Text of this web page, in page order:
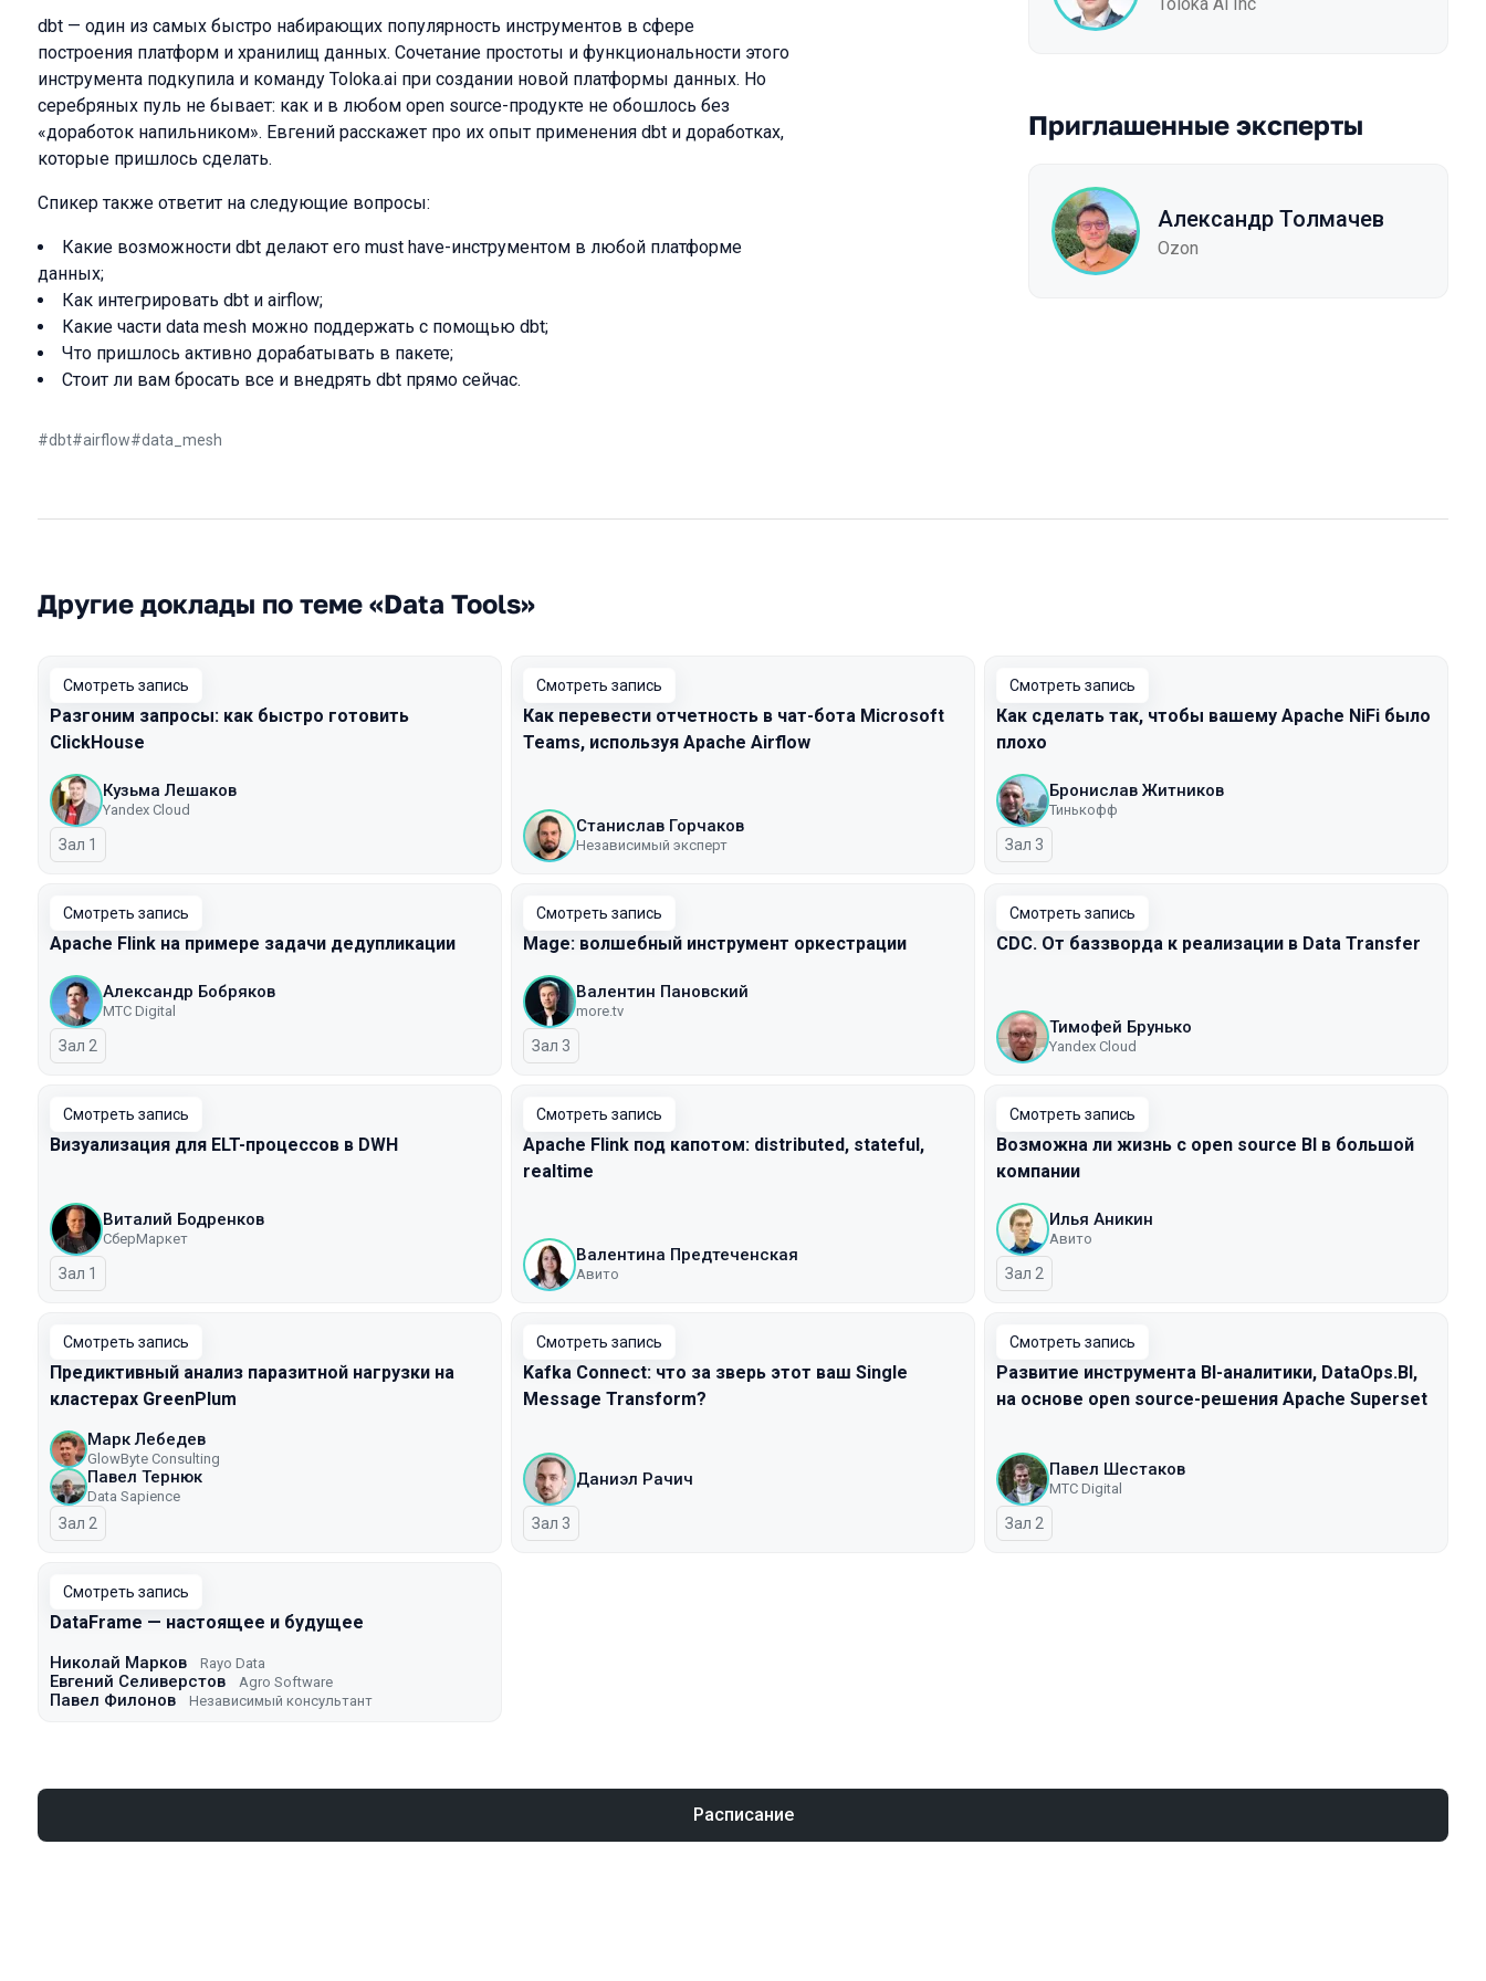
dbt — один из самых быстро набирающих популярность инструментов в сфере
построения платформ и хранилищ данных. Сочетание простоты и функциональности этого
инструмента подкупила и команду Toloka.ai при создании новой платформы данных. Но
серебряных пуль не бывает: как и в любом open source-продукте не обошлось без
«доработок напильником». Евгений расскажет про их опыт применения dbt и доработках,
которые пришлось сделать.
Спикер также ответит на следующие вопросы:
Какие возможности dbt делают его must have-инструментом в любой платформе
данных;
Как интегрировать dbt и airflow;
Какие части data mesh можно поддержать с помощью dbt;
Что пришлось активно дорабатывать в пакете;
Стоит ли вам бросать все и внедрять dbt прямо сейчас.
#dbt#airflow#data_mesh
Приглашенные эксперты
Александр Толмачев
Ozon
Другие доклады по теме «Data Tools»
Смотреть запись
Разгоним запросы: как быстро готовить
ClickHouse
Кузьма Лешаков
Yandex Cloud
Зал 1
Смотреть запись
Как перевести отчетность в чат-бота Microsoft
Teams, используя Apache Airflow
Станислав Горчаков
Независимый эксперт
Смотреть запись
Как сделать так, чтобы вашему Apache NiFi было
плохо
Бронислав Житников
Тинькофф
Зал 3
Смотреть запись
Apache Flink на примере задачи дедупликации
Александр Бобряков
МТС Digital
Зал 2
Смотреть запись
Mage: волшебный инструмент оркестрации
Валентин Пановский
more.tv
Зал 3
Смотреть запись
CDC. От баззворда к реализации в Data Transfer
Тимофей Брунько
Yandex Cloud
Смотреть запись
Визуализация для ELT-процессов в DWH
Виталий Бодренков
СберМаркет
Зал 1
Смотреть запись
Apache Flink под капотом: distributed, stateful,
realtime
Валентина Предтеченская
Авито
Смотреть запись
Возможна ли жизнь с open source BI в большой
компании
Илья Аникин
Авито
Зал 2
Смотреть запись
Предиктивный анализ паразитной нагрузки на
кластерах GreenPlum
Марк Лебедев
GlowByte Consulting
Павел Тернюк
Data Sapience
Зал 2
Смотреть запись
Kafka Connect: что за зверь этот ваш Single
Message Transform?
Даниэл Рачич
Зал 3
Смотреть запись
Развитие инструмента BI-аналитики, DataOps.BI,
на основе open source-решения Apache Superset
Павел Шестаков
МТС Digital
Зал 2
Смотреть запись
DataFrame — настоящее и будущее
Николай Марков Rayo Data
Евгений Селиверстов Agro Software
Павел Филонов Независимый консультант
Расписание